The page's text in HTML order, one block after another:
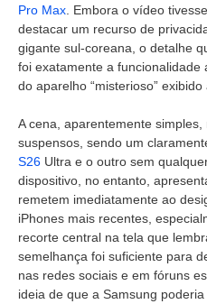
Pro Max . Embora o vídeo
destacar um recurso de
gigante sul-coreana, o detalhe
foi exatamente a
do aparelho “misterioso” exibido
A cena, aparentemente
suspensos, sendo um
S26 Ultra e o outro sem
dispositivo, no entanto,
remetem imediatamente ao
iPhones mais recentes,
recorte central na tela que
semelhança foi suficiente para
nas redes sociais e em fóruns
ideia de que a Samsung